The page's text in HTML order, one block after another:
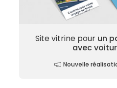
Site vitrine pour un
avec
Nouvelle